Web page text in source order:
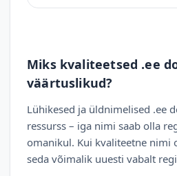
Miks kvaliteetsed .ee
väärtuslikud?
Lühikesed ja üldnimelised .ee
ressurss – iga nimi saab olla
omanikul. Kui kvaliteetne nimi
seda võimalik uuesti vabalt